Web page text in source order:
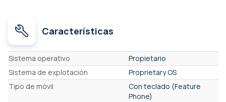
Características
Características
Sistema operativo
Propietario
Sistema de explotación
Proprietary OS
Tipo de móvil
Con teclado (Feature
Phone)